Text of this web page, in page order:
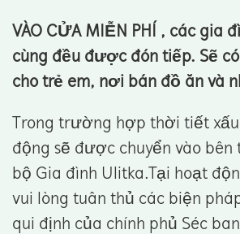
VÀO CỬA MIỄN PHÍ , các gia
cùng đều được đón tiếp. Sẽ
cho trẻ em, nơi bán đồ ăn và
Trong trường hợp thời tiết
động sẽ được chuyển vào bên
bộ Gia đình Ulitka.Tại hoạt
vui lòng tuân thủ các biện
qui định của chính phủ Séc